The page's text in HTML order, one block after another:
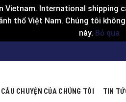
International shipping
thổ Việt Nam. Chúng tôi
này. Bỏ qua
CÂU CHUYỆN CỦA CHÚNG TÔI TIN